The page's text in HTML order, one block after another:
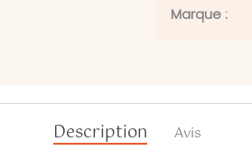
Marque :
Description Avis